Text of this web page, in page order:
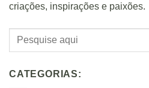
criações, inspirações e paixões.
CATEGORIAS: